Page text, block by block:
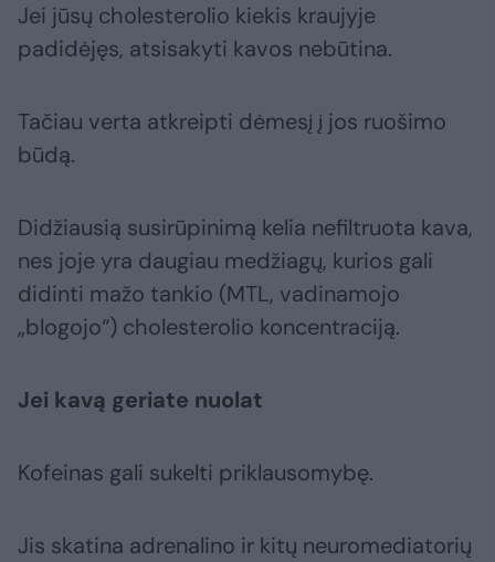
Jei jūsų cholesterolio kiekis kraujyje
padidėjęs, atsisakyti kavos nebūtina.
Tačiau verta atkreipti dėmesį į jos ruošimo
būdą.
Didžiausią susirūpinimą kelia nefiltruota kava,
nes joje yra daugiau medžiagų, kurios gali
didinti mažo tankio (MTL, vadinamojo
„blogojo“) cholesterolio koncentraciją.
Jei kavą geriate nuolat
Kofeinas gali sukelti priklausomybę.
Jis skatina adrenalino ir kitų neuromediatorių